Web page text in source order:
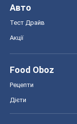
Авто
Тест Драйв
Акції
Food Oboz
Рецепти
Дієти